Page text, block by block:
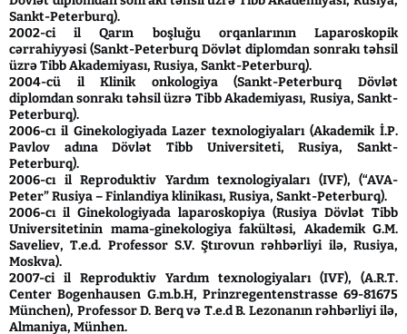
Sankt-Peterburq).
2002-ci il Qarın boşluğu orqanlarının Laparoskopik
cərrahiyyəsi (Sankt-Peterburq Dövlət diplomdan sonrakı təhsil
üzrə Tibb Akademiyası, Rusiya, Sankt-Peterburq).
2004-cü il Klinik onkologiya (Sankt-Peterburq Dövlət
diplomdan sonrakı təhsil üzrə Tibb Akademiyası, Rusiya, Sankt-
Peterburq).
2006-cı il Ginekologiyada Lazer texnologiyaları (Akademik İ.P.
Pavlov adına Dövlət Tibb Universiteti, Rusiya, Sankt-
Peterburq).
2006-cı il Reproduktiv Yardım texnologiyaları (IVF), (“AVA-
Peter” Rusiya – Finlandiya klinikası, Rusiya, Sankt-Peterburq).
2006-cı il Ginekologiyada laparoskopiya (Rusiya Dövlət Tibb
Universitetinin mama-ginekologiya fakültəsi, Akademik G.M.
Saveliev, T.e.d. Professor S.V. Ştırovun rəhbərliyi ilə, Rusiya,
Moskva).
2007-ci il Reproduktiv Yardım texnologiyaları (IVF), (A.R.T.
Center Bogenhausen G.m.b.H, Prinzregentenstrasse 69-81675
München), Professor D. Berq və T.e.d B. Lezonanın rəhbərliyi ilə,
Almaniya, Münhen.